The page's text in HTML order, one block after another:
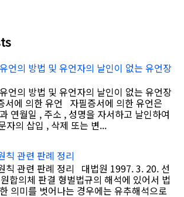
언의 방법 및 유언자의 날인이 없는 유언장
언의 방법 및 유언자의 날인이 없는 유언장
에 의한 유언 자필증서에 의한 유언은
연월일 , 주소 , 성명을 자서하고 날인하여
자의 삽입 , 삭제 또는 변...
칙 관련 판례 정리
칙 관련 판례 정리 대법원 1997. 3. 20. 선
합의체 판결 형벌법규의 해석에 있어서 법
의미를 벗어나는 경우에는 유추해석으로